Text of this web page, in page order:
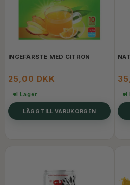
INGEFÄRSTE MED CITRON
25,00 DKK
I Lager
LÄGG TILL VARUKORGEN